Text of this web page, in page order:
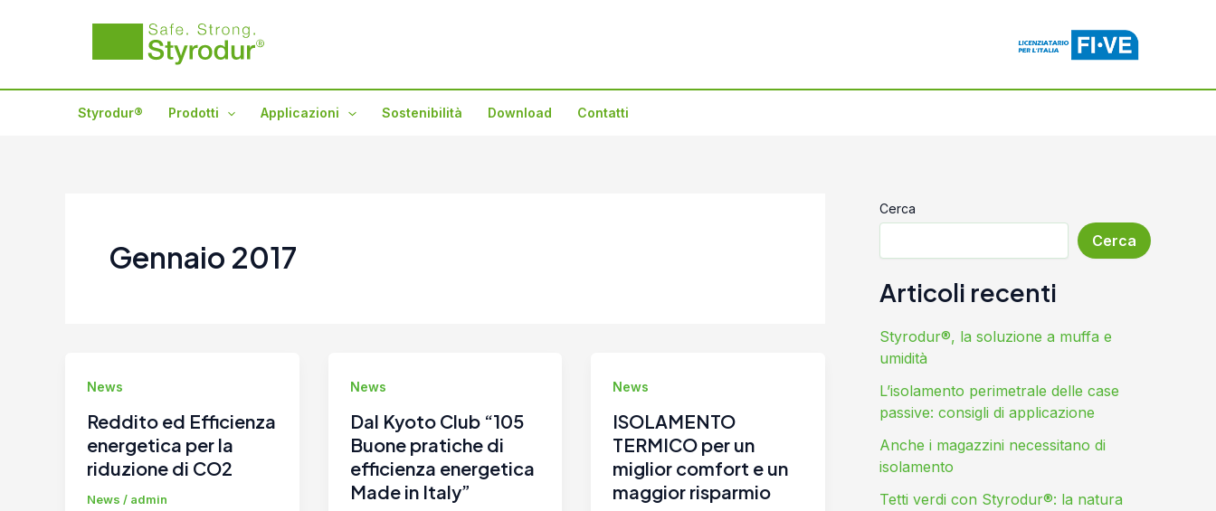
Styrodur® Prodotti Applicazioni Sostenibilità Download Contatti
Gennaio 2017
News
Reddito ed Efficienza
energetica per la
riduzione di CO2
News / admin
News
Dal Kyoto Club “105
Buone pratiche di
efficienza energetica
Made in Italy”
News
ISOLAMENTO
TERMICO per un
miglior comfort e un
maggior risparmio
Cerca
Cerca
Articoli recenti
Styrodur®, la soluzione a muffa e
umidità
L’isolamento perimetrale delle case
passive: consigli di applicazione
Anche i magazzini necessitano di
isolamento
Tetti verdi con Styrodur®: la natura